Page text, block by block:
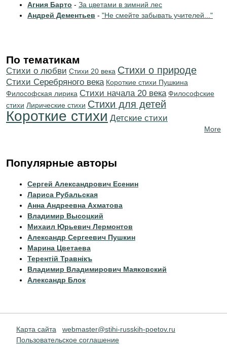
Агния Барто - За цветами в зимний лес
Андрей Дементьев - "Не смейте забывать учителей..."
По тематикам
Стихи о любви Стихи 20 века Стихи о природе
Cтихи Серебряного века Короткие стихи Пушкина
Философская лирика Cтихи начала 20 века Философские
стихи Лирические стихи Стихи для детей
Короткие стихи Детские стихи
More
Популярные авторы
Сергей Александрович Есенин
Лариса Рубальская
Анна Андреевна Ахматова
Владимир Высоцкий
Михаил Юрьевич Лермонтов
Александр Сергеевич Пушкин
Марина Цветаева
Терентiй Травнiкъ
Владимир Владимирович Маяковский
Александр Блок
Карта сайта
webmaster@stihi-russkih-poetov.ru
Пользовательское соглашение